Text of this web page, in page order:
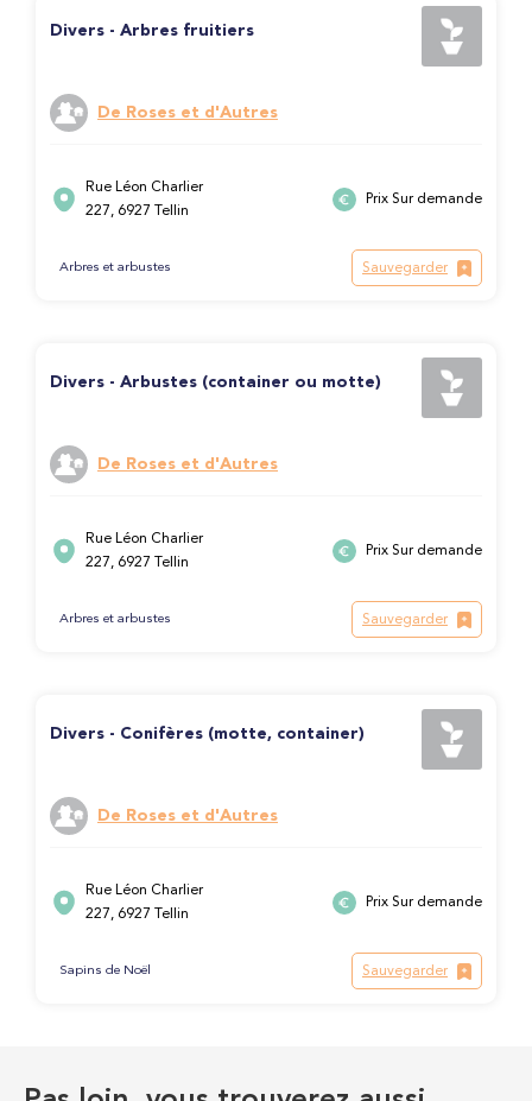
Divers - Arbres fruitiers
De Roses et d'Autres
Rue Léon Charlier
227, 6927 Tellin
Prix Sur demande
Arbres et arbustes Sauvegarder
Divers - Arbustes (container ou motte)
De Roses et d'Autres
Rue Léon Charlier
227, 6927 Tellin
Prix Sur demande
Arbres et arbustes Sauvegarder
Divers - Conifères (motte, container)
De Roses et d'Autres
Rue Léon Charlier
227, 6927 Tellin
Prix Sur demande
Sapins de Noël Sauvegarder